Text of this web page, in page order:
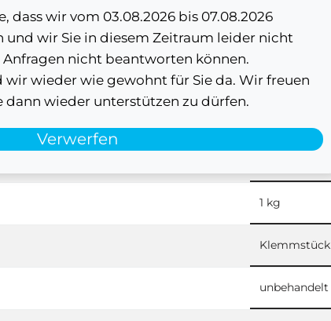
dass wir vom 03.08.2026 bis 07.08.2026
und wir Sie in diesem Zeitraum leider nicht
nicht beantworten können.
wir wieder wie gewohnt für Sie da. Wir freuen
dann wieder unterstützen zu dürfen.
Verwerfen
25 Jahre
90 mm
1 kg
Klemmstück
unbehandelt